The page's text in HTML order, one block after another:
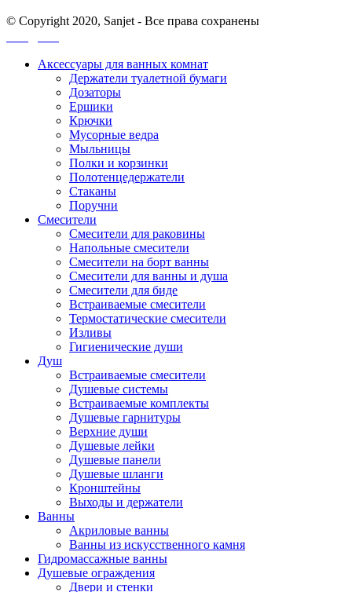
© Copyright 2020, Sanjet - Все права сохранены
Аксессуары для ванных комнат
Держатели туалетной бумаги
Дозаторы
Ершики
Крючки
Мусорные ведра
Мыльницы
Полки и корзинки
Полотенцедержатели
Стаканы
Поручни
Смесители
Смесители для раковины
Напольные смесители
Смесители на борт ванны
Смесители для ванны и душа
Смесители для биде
Встраиваемые смесители
Термостатические смесители
Изливы
Гигиенические души
Душ
Встраиваемые смесители
Душевые системы
Встраиваемые комплекты
Душевые гарнитуры
Верхние души
Душевые лейки
Душевые панели
Душевые шланги
Кронштейны
Выходы и держатели
Ванны
Акриловые ванны
Ванны из искусственного камня
Гидромассажные ванны
Душевые ограждения
Двери и стенки